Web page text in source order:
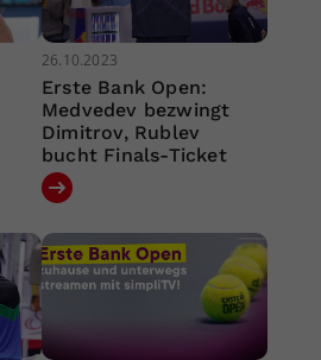
26.10.2023
Erste Bank Open:
Medvedev bezwingt
Dimitrov, Rublev
bucht Finals-Ticket